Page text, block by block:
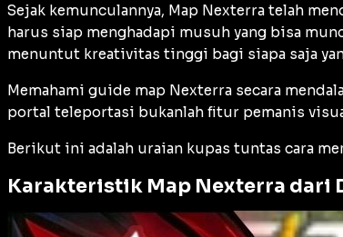
Sejak kemunculannya, Map Nexterra telah
harus siap menghadapi musuh yang bisa
menuntut kreativitas tinggi bagi siapa saja
Memahami guide map Nexterra secara
portal teleportasi bukanlah fitur pemanis
Berikut ini adalah uraian kupas tuntas cara
Karakteristik Map Nexterra dari